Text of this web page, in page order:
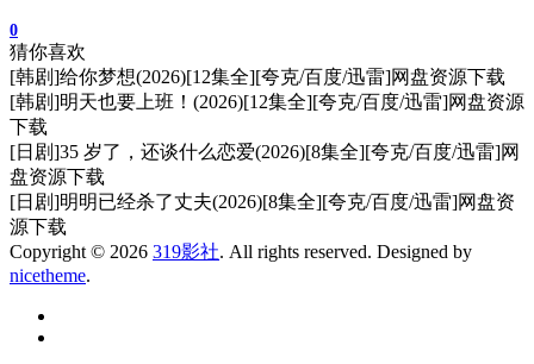
0
猜你喜欢
[韩剧]给你梦想(2026)[12集全][夸克/百度/迅雷]网盘资源下载
[韩剧]明天也要上班！(2026)[12集全][夸克/百度/迅雷]网盘资源
下载
[日剧]35 岁了，还谈什么恋爱(2026)[8集全][夸克/百度/迅雷]网
盘资源下载
[日剧]明明已经杀了丈夫(2026)[8集全][夸克/百度/迅雷]网盘资
源下载
Copyright © 2026 319影社. All rights reserved. Designed by
nicetheme.